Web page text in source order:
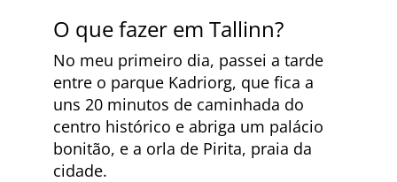
O que fazer em Tallinn?
No meu primeiro dia, passei a tarde
entre o parque Kadriorg, que fica a
uns 20 minutos de caminhada do
centro histórico e abriga um palácio
bonitão, e a orla de Pirita, praia da
cidade.